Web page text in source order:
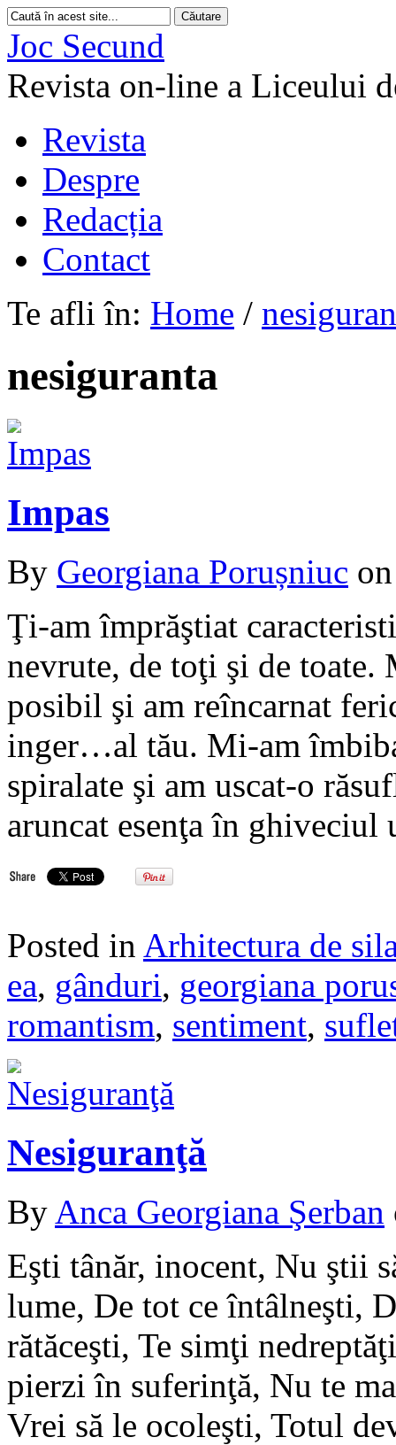
Joc Secund
Revista on-line a Liceului
Revista
Despre
Redacția
Contact
Te afli în: Home /
nesiguranta
Impas
By Georgiana Porușniuc
Ţi-am împrăştiat
nevrute, de toţi şi de
posibil şi am reîncarnat
inger…al tău. Mi-am
spiralate şi am uscat-o
aruncat esenţa în
Posted in Arhitectura de
ea, gânduri, georgiana
romantism, sentiment,
Nesiguranţă
By Anca Georgiana Şerban
Eşti tânăr, inocent, Nu ştii
lume, De tot ce întâlneşti,
rătăceşti, Te simţi
pierzi în suferinţă, Nu te
Vrei să le ocoleşti, Totul